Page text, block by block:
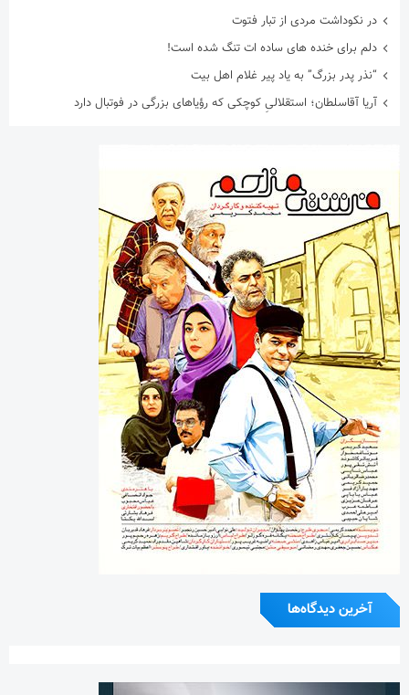
در نکوداشت مردی از تبار فتوت
دلم برای خنده های ساده ات تنگ شده است!
“نذر پدر بزرگ” به یاد پیر غلام اهل بیت
آریا آقاسلطان؛ استقلالیِ کوچکی که رؤیاهای بزرگی در فوتبال دارد
آخرین دیدگاه‌ها